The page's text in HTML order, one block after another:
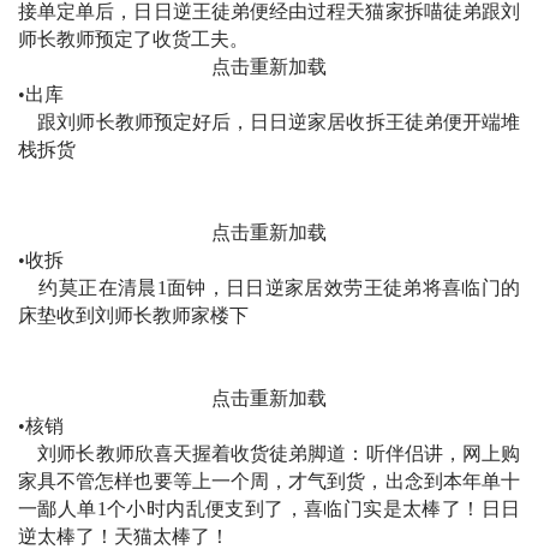
接单定单后，日日逆王徒弟便经由过程天猫家拆喵徒弟跟刘
师长教师预定了收货工夫。
点击重新加载
•出库
跟刘师长教师预定好后，日日逆家居收拆王徒弟便开端堆
栈拆货
点击重新加载
•收拆
约莫正在清晨1面钟，日日逆家居效劳王徒弟将喜临门的
床垫收到刘师长教师家楼下
点击重新加载
•核销
刘师长教师欣喜天握着收货徒弟脚道：听伴侣讲，网上购
家具不管怎样也要等上一个周，才气到货，出念到本年单十
一鄙人单1个小时内乱便支到了，喜临门实是太棒了！日日
逆太棒了！天猫太棒了！